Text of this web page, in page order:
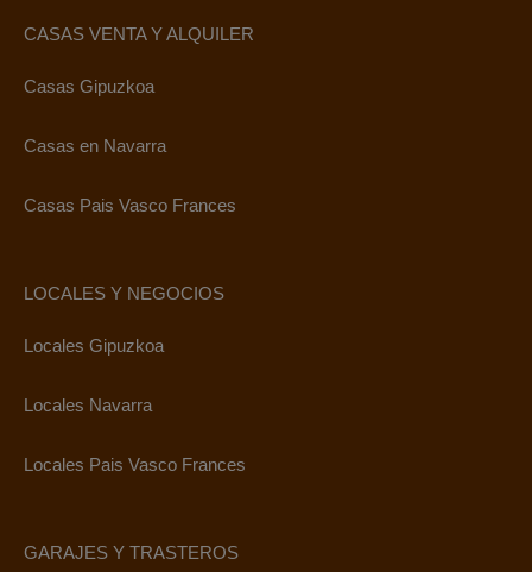
CASAS VENTA Y ALQUILER
Casas Gipuzkoa
Casas en Navarra
Casas Pais Vasco Frances
LOCALES Y NEGOCIOS
Locales Gipuzkoa
Locales Navarra
Locales Pais Vasco Frances
GARAJES Y TRASTEROS